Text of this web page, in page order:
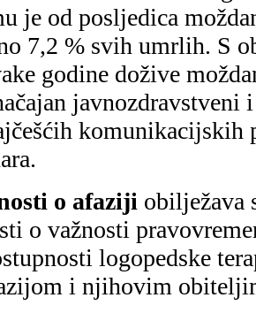
je od posljedica
7,2 % svih umrlih. S
godine dožive
komunikacijskih
o afaziji obilježava
o važnosti
logopedske
i njihovim